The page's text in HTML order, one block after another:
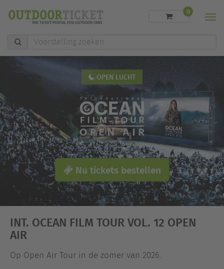
Voorstelling
zoeken
0
OPEN LUCHT
Nu tickets bestellen
INT. OCEAN FILM TOUR VOL. 12 OPEN
AIR
Op Open Air Tour in de zomer van 2026.